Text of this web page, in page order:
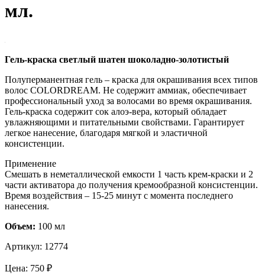
мл.
Гель-краска светлый шатен шоколадно-золотистый
Полуперманентная гель – краска для окрашивания всех типов
волос COLORDREAM. Не содержит аммиак, обеспечивает
профессиональный уход за волосами во время окрашивания.
Гель-краска содержит сок алоэ-вера, который обладает
увлажняющими и питательными свойствами. Гарантирует
легкое нанесение, благодаря мягкой и эластичной
консистенции.
Применение
Смешать в неметаллической емкости 1 часть крем-краски и 2
части активатора до получения кремообразной консистенции.
Время воздействия – 15-25 минут с момента последнего
нанесения.
Объем: 100 мл
Артикул: 12774
Цена: 750 ₽